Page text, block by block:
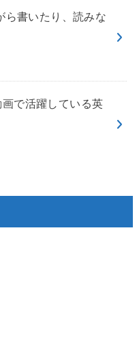
ら書いたり、読みな
で活躍している英